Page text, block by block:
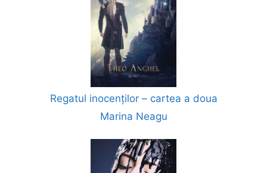
Regatul inocenților – cartea a doua
Marina Neagu